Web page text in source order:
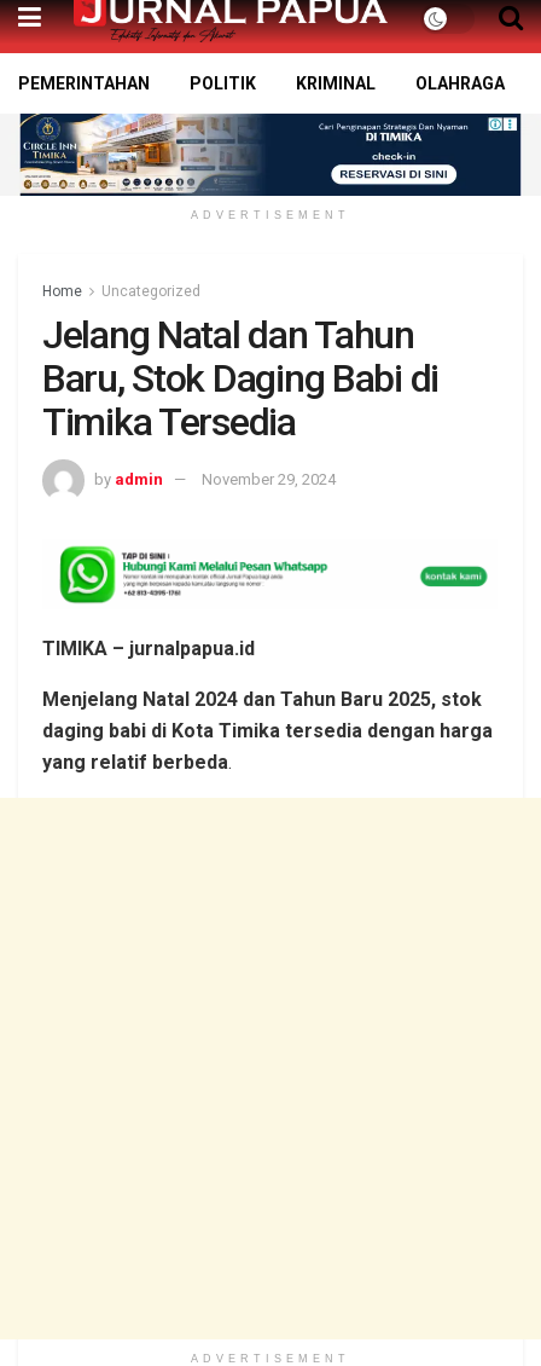
PEMERINTAHAN POLITIK KRIMINAL OLAHRAGA
ADVERTISEMENT
Home Uncategorized
Jelang Natal dan Tahun
Baru, Stok Daging Babi di
Timika Tersedia
by admin November 29, 2024
TIMIKA – jurnalpapua.id
Menjelang Natal 2024 dan Tahun Baru 2025, stok
daging babi di Kota Timika tersedia dengan harga
yang relatif berbeda.
ADVERTISEMENT